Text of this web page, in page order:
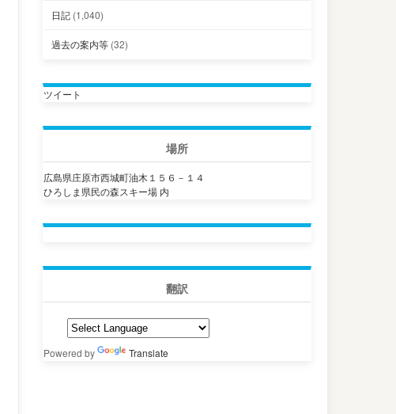
日記 (1,040)
過去の案内等 (32)
ツイート
場所
広島県庄原市西城町油木１５６－１４
ひろしま県民の森スキー場 内
翻訳
Powered by Translate